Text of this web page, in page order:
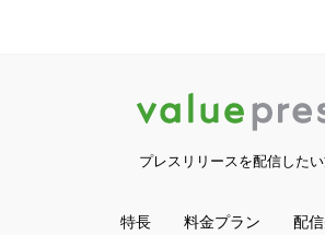
プレスリリースを配信した
特長 料金プラン 配